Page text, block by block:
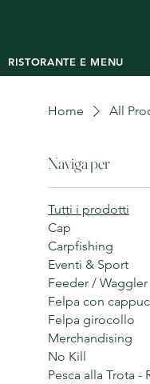
RISTORANTE E MENU
Home All
Naviga per
Tutti i prodotti
Cap
Carpfishing
Eventi & Sport
Feeder / Waggler
Felpa con
Felpa girocollo
Merchandising
No Kill
Pesca alla Trota -